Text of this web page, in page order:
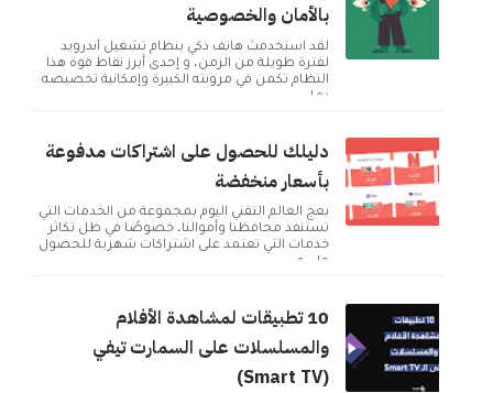
بالأمان والخصوصية
لقد استخدمتُ هاتف ذكي بنظام تشغيل أندرويد
لفترة طويلة من الزمن، و إحدى أبرز نقاط قوة هذا
النظام تكمن في مرونته الكبيرة وإمكانية تخصيصه
بما ...
دليلك للحصول على اشتراكات مدفوعة
بأسعار منخفضة
يعج العالم التقني اليوم بمجموعة من الخدمات التي
تستنفذ محافظنا وأموالنا، خصوصًا في ظل تكاثر
خدمات التي تعتمد على اشتراكات شهرية للحصول
على م...
10 تطبيقات لمشاهدة الأفلام
والمسلسلات على السمارت تيفي
(Smart TV)